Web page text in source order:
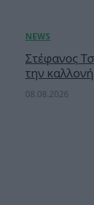
Στέφανος
την
08.08.2026